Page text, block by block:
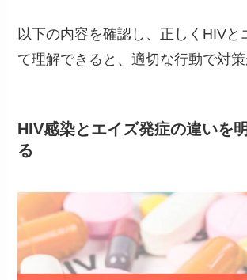
以下の内容を確認し、正しくHIVと
て理解できると、適切な行動で対策
HIV感染とエイズ発症の違いを
る